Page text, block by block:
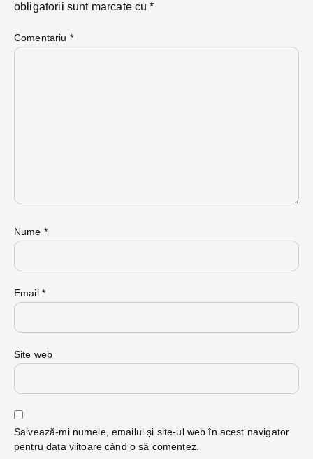
obligatorii sunt marcate cu*
Comentariu *
Nume *
Email *
Site web
Salvează-mi numele, emailul și site-ul web în acest navigator
pentru data viitoare când o să comentez.